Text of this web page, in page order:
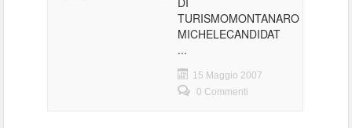
TURISMOMONTANARO
MICHELECANDIDAT
...
15 Maggio 2007
0 Commenti